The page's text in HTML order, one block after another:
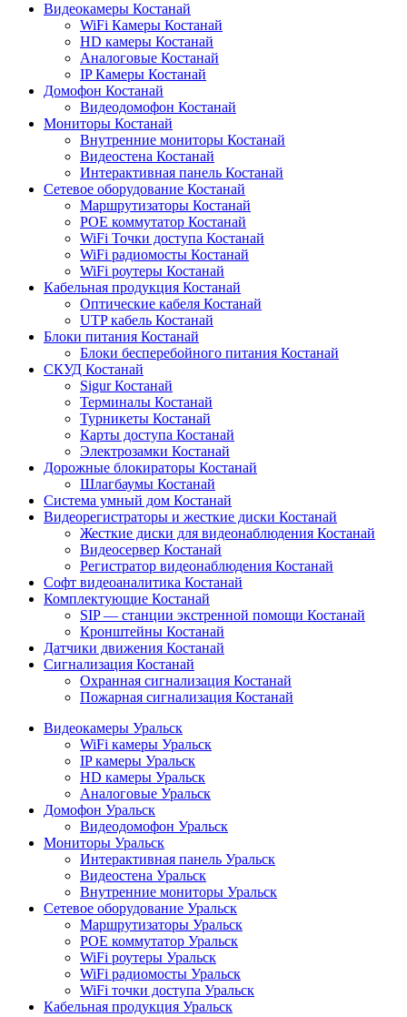
Видеокамеры Костанай
WiFi Камеры Костанай
HD камеры Костанай
Аналоговые Костанай
IP Камеры Костанай
Домофон Костанай
Видеодомофон Костанай
Мониторы Костанай
Внутренние мониторы Костанай
Видеостена Костанай
Интерактивная панель Костанай
Сетевое оборудование Костанай
Маршрутизаторы Костанай
POE коммутатор Костанай
WiFi Точки доступа Костанай
WiFi радиомосты Костанай
WiFi роутеры Костанай
Кабельная продукция Костанай
Оптические кабеля Костанай
UTP кабель Костанай
Блоки питания Костанай
Блоки бесперебойного питания Костанай
СКУД Костанай
Sigur Костанай
Терминалы Костанай
Турникеты Костанай
Карты доступа Костанай
Электрозамки Костанай
Дорожные блокираторы Костанай
Шлагбаумы Костанай
Система умный дом Костанай
Видеорегистраторы и жесткие диски Костанай
Жесткие диски для видеонаблюдения Костанай
Видеосервер Костанай
Регистратор видеонаблюдения Костанай
Софт видеоаналитика Костанай
Комплектующие Костанай
SIP — станции экстренной помощи Костанай
Кронштейны Костанай
Датчики движения Костанай
Сигнализация Костанай
Охранная сигнализация Костанай
Пожарная сигнализация Костанай
Видеокамеры Уральск
WiFi камеры Уральск
IP камеры Уральск
HD камеры Уральск
Аналоговые Уральск
Домофон Уральск
Видеодомофон Уральск
Мониторы Уральск
Интерактивная панель Уральск
Видеостена Уральск
Внутренние мониторы Уральск
Сетевое оборудование Уральск
Маршрутизаторы Уральск
POE коммутатор Уральск
WiFi роутеры Уральск
WiFi радиомосты Уральск
WiFi точки доступа Уральск
Кабельная продукция Уральск